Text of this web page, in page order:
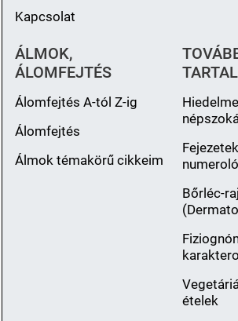
Kapcsolat
ÁLMOK,
ÁLOMFEJTÉS
Álomfejtés A-tól Z-ig
Álomfejtés
Álmok témakörű cikkeim
Bőrléc-
ételek